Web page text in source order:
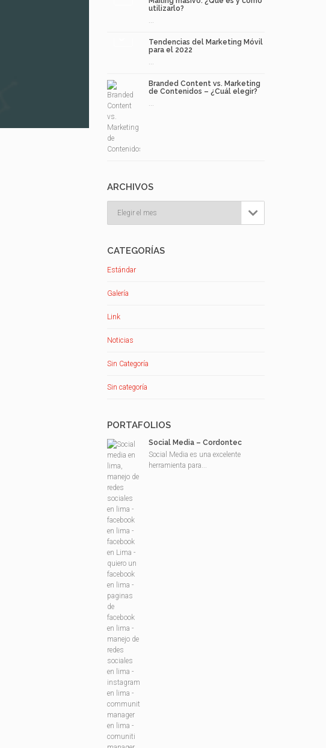
utilizarlo?
...
Tendencias del Marketing Móvil
para el 2022
...
Branded Content vs. Marketing
de Contenidos – ¿Cuál elegir?
...
ARCHIVOS

CATEGORÍAS
Estándar
Galería
Link
Noticias
Sin Categoría
Sin categoría
PORTAFOLIOS
Social Media – Cordontec
Social Media es una excelente
herramienta para...